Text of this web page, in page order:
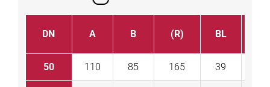
DN A B (R) BL
50 110 85 165 39